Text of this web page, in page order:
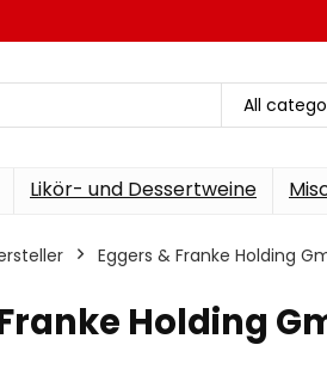
All
Likör- und Dessertweine
‎Eggers & Franke Holding
Holding